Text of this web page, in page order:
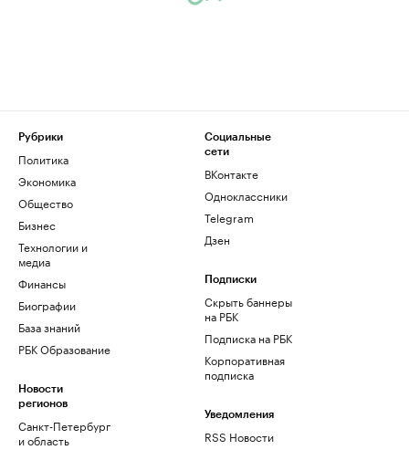
Рубрики
Политика
Экономика
Общество
Бизнес
Технологии и
медиа
Финансы
Биографии
База знаний
РБК Образование
Новости
регионов
Санкт-Петербург
и область
Социальные
сети
ВКонтакте
Одноклассники
Telegram
Дзен
Подписки
Скрыть баннеры
на РБК
Подписка на РБК
Корпоративная
подписка
Уведомления
RSS Новости